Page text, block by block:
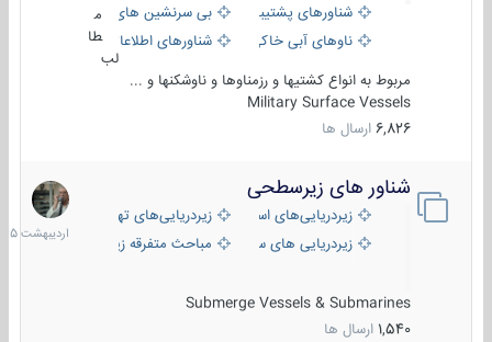
شناورهای پشتیبانی
بی سرنشین های دریایی
ناوهای آبی خاکی و نیروبرشناورهای اطلاعاتی و جاسوسی
طا
لب
مربوط به انواع کشتیها و رزمناوها و ناوشکنها و ...
Military Surface Vessels
6,826 ارسال ها
شناور های زیرسطحی
زیردریایی‌های استراتژیکزیردریایی‌های تهاجمی
زیردریایی های سبک
مباحث متفرقه زیرسطحی
Submerge Vessels & Submarines
1,540 ارسال ها
31
1405